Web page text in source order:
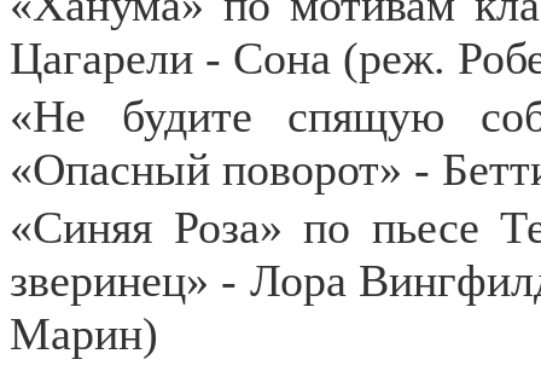
Цагарели - Сона (реж.
«Не будите спящую
«Опасный поворот» -
«Синяя Роза» по пьесе
зверинец» - Лора
Марин)